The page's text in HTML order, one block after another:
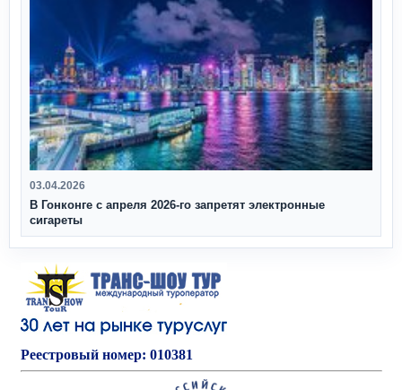
03.04.2026
В Гонконге с апреля 2026‑го запретят электронные
сигареты
Реестровый номер: 010381